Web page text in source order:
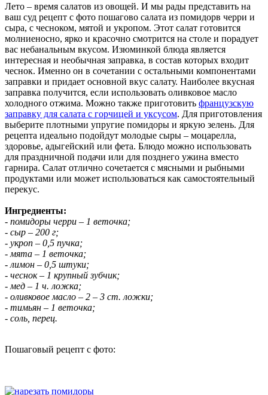
Лето – время салатов из овощей. И мы рады представить на
ваш суд рецепт с фото пошагово салата из помидорв черри и
сыра, с чесноком, мятой и укропом. Этот салат готовится
молниеносно, ярко и красочно смотрится на столе и порадует
вас небанальным вкусом. Изюминкой блюда является
интересная и необычная заправка, в состав которых входит
чеснок. Именно он в сочетании с остальными компонентами
заправки и придает основной вкус салату. Наиболее вкусная
заправка получится, если использовать оливковое масло
холодного отжима. Можно также приготовить французскую
заправку для салата с горчицей и уксусом. Для приготовления
выберите плотными упругие помидоры и яркую зелень. Для
рецепта идеально подойдут молодые сыры – моцарелла,
здоровье, адыгейский или фета. Блюдо можно использовать
для праздничной подачи или для позднего ужина вместо
гарнира. Салат отлично сочетается с мясными и рыбными
продуктами или может использоваться как самостоятельный
перекус.
Ингредиенты:
- помидоры черри – 1 веточка;
- сыр – 200 г;
- укроп – 0,5 пучка;
- мята – 1 веточка;
- лимон – 0,5 штуки;
- чеснок – 1 крупный зубчик;
- мед – 1 ч. ложка;
- оливковое масло – 2 – 3 ст. ложки;
- тимьян – 1 веточка;
- соль, перец.
Пошаговый рецепт с фото: